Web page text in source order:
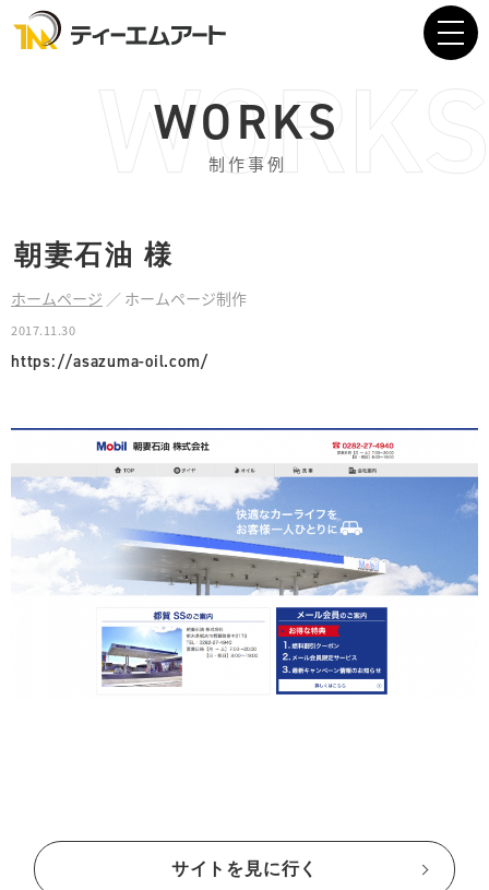
WORKS
制作事例
朝妻石油 様
ホームページ ／ ホームページ制作
2017.11.30
https://asazuma-oil.com/
サイトを見に行く